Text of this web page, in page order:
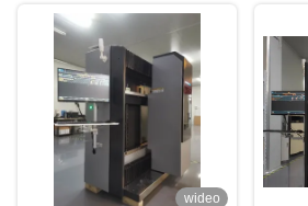
wideo